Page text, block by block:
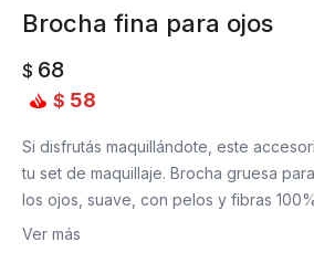
Brocha fina para ojos
$ 68
$ 58
Si disfrutás maquillándote, este
tu set de maquillaje. Brocha gruesa
los ojos, suave, con pelos y fibras
buena calidad.
Ver más